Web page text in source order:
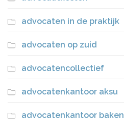
advocaten in de praktijk
advocaten op zuid
advocatencollectief
advocatenkantoor aksu
advocatenkantoor baken